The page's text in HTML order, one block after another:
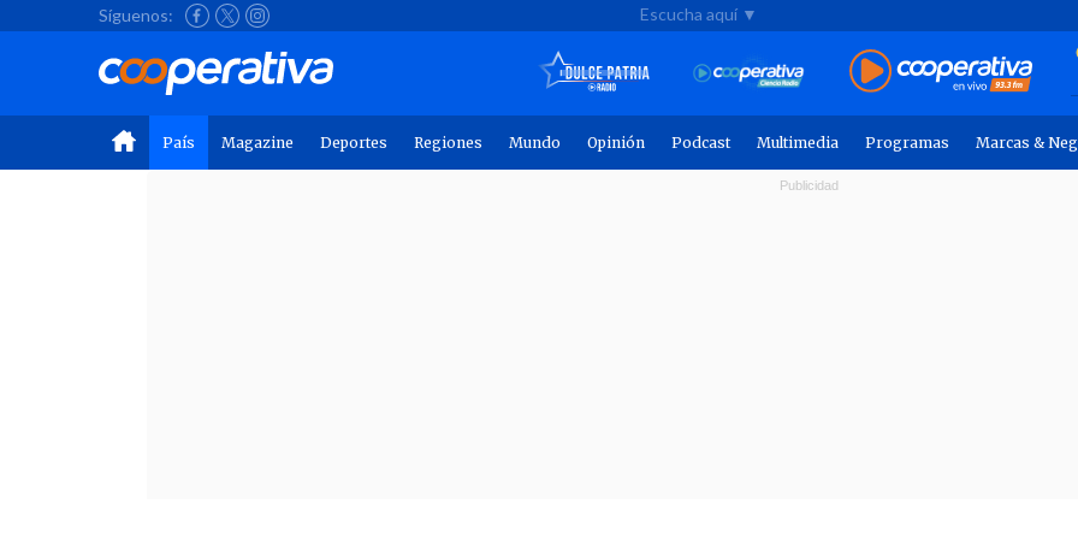
Síguenos: Escucha aquí ▼
País Magazine Deportes Regiones Mundo Opinión Podcast Multimedia Programas Marcas &